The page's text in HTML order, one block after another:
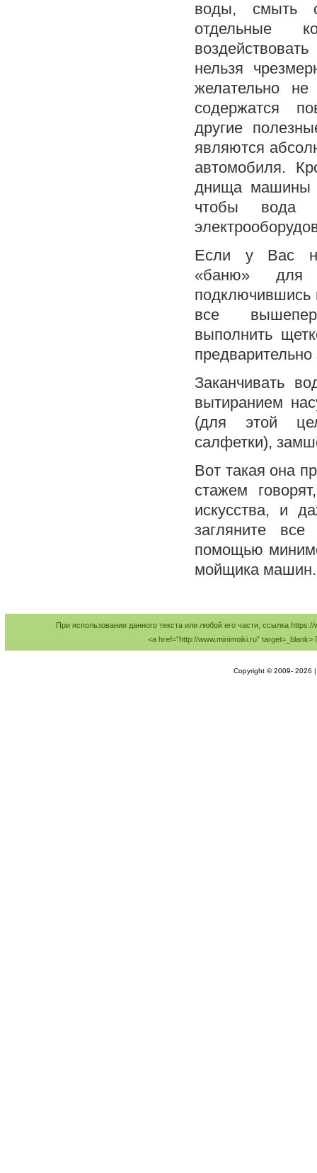
воды, смыть
отдельные
нельзя
желательно
содержатся
другие
являются
автомобиля.
днища машины
чтобы вода
Если у Вас
«баню» для
подключившись
все
выполнить
Заканчивать
вытиранием
(для этой
салфетки),
Вот такая она
стажем
искусства, и
загляните
помощью
мойщика машин.
При использовании данного текста или любой его части, ссылка
<a href=”http://www.minimoiki.ru”
Copyright © 2009- 2026